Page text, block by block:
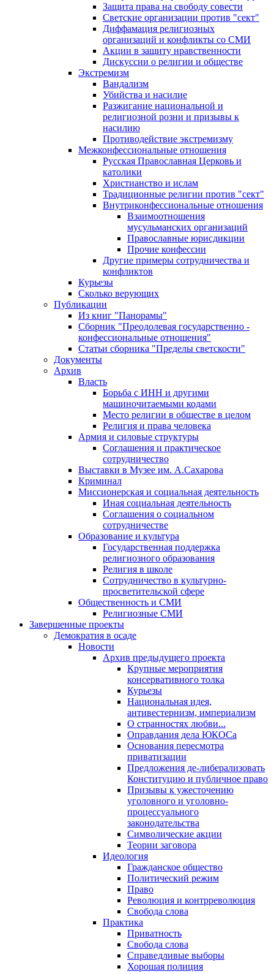
Защита права на свободу совести
Светские организации против "сект"
Диффамация религиозных
организаций и конфликты со СМИ
Акции в защиту нравственности
Дискуссии о религии и обществе
Экстремизм
Вандализм
Убийства и насилие
Разжигание национальной и
религиозной розни и призывы к
насилию
Противодействие экстремизму
Межконфессиональные отношения
Русская Православная Церковь и
католики
Христианство и ислам
Традиционные религии против "сект"
Внутриконфессиональные отношения
Взаимоотношения
мусульманских организаций
Православные юрисдикции
Прочие конфессии
Другие примеры сотрудничества и
конфликтов
Курьезы
Сколько верующих
Публикации
Из книг "Панорамы"
Сборник "Преодолевая государственно -
конфессиональные отношения"
Статьи сборника "Пределы светскости"
Документы
Архив
Власть
Борьба с ИНН и другими
машиночитаемыми кодами
Место религии в обществе в целом
Религия и права человека
Армия и силовые структуры
Соглашения и практическое
сотрудничество
Выставки в Музее им. А.Сахарова
Криминал
Миссионерская и социальная деятельность
Иная социальная деятельность
Соглашения о социальном
сотрудничестве
Образование и культура
Государственная поддержка
религиозного образования
Религия в школе
Сотрудничество в культурно-
просветительской сфере
Общественность и СМИ
Религиозные СМИ
Завершенные проекты
Демократия в осаде
Новости
Архив предыдущего проекта
Крупные мероприятия
консервативного толка
Курьезы
Национальная идея,
антивестернизм, империализм
О странностях любви...
Оправдания дела ЮКОСа
Основания пересмотра
приватизации
Предложения де-либерализовать
Конституцию и публичное право
Призывы к ужесточению
уголовного и уголовно-
процессуального
законодательства
Символические акции
Теории заговора
Идеология
Гражданское общество
Политический режим
Право
Революция и контрреволюция
Свобода слова
Практика
Приватность
Свобода слова
Справедливые выборы
Хорошая полиция